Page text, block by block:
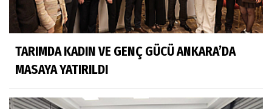
TARIMDA KADIN VE GENÇ GÜCÜ ANKARA’DA
MASAYA YATIRILDI